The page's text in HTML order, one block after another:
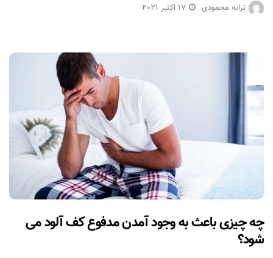
ترانه محمودی 17 اکتبر 2021
چه چیزی باعث به وجود آمدن مدفوع کف آلود می
شود؟